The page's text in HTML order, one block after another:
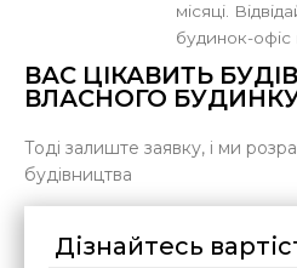
місяці.
будинок-офіс
ВАС ЦІКАВИТЬ
ВЛАСНОГО
Тоді залиште заявку, і ми
будівництва
Дізнайтесь